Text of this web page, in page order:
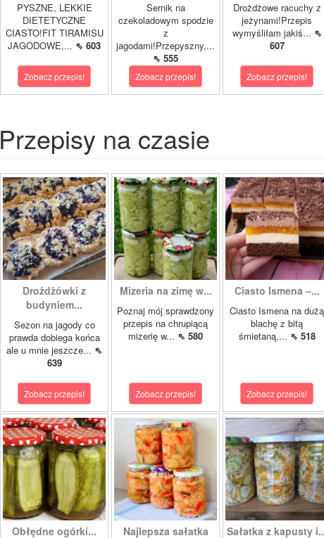
PYSZNE, LEKKIE
DIETETYCZNE
CIASTO!FIT TIRAMISU
JAGODOWE,... ⇖ 603
Zobacz przepis!
Sernik na
czekoladowym spodzie
z
jagodami!Przepyszny,...
⇖ 555
Zobacz przepis!
Drożdżowe racuchy z
jeżynami!Przepis
wymyśliłam jakiś... ⇖
607
Zobacz przepis!
Przepisy na czasie
Drożdżówki z
budyniem...
Sezon na jagody co
prawda dobiega końca
ale u mnie jeszcze... ⇖
639
Zobacz przepis!
Mizeria na zimę w...
Poznaj mój sprawdzony
przepis na chrupiącą
mizerię w... ⇖ 580
Zobacz przepis!
Ciasto Ismena –...
Ciasto Ismena na dużą
blachę z bitą
śmietaną,... ⇖ 518
Zobacz przepis!
Obłędne ogórki... Najlepsza sałatka Sałatka z kapusty